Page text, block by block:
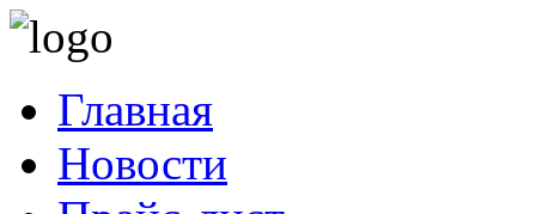
Главная
Новости